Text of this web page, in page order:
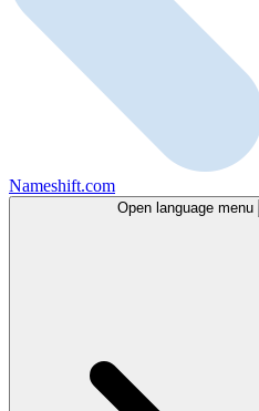
Nameshift.com
Open language menu